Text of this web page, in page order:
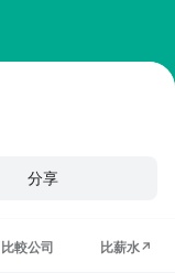
分享
比較公司 比薪水↗